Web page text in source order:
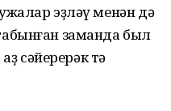
эҙләү менән дә
заманда был
сәйерерәк тә